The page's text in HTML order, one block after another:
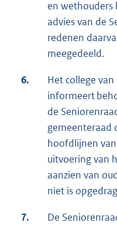
en wethouders
advies van de
redenen
meegedeeld.
6.
Het college
informeert
de
gemeenteraad
hoofdlijnen
uitvoering van
aanzien van
niet is
7.
De